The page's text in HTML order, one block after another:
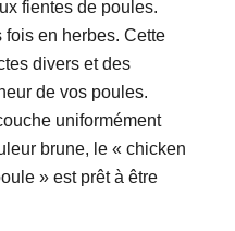
fientes de poules.
fois en herbes. Cette
divers et des
de vos poules.
uniformément
brune, le « chicken
» est prêt à être